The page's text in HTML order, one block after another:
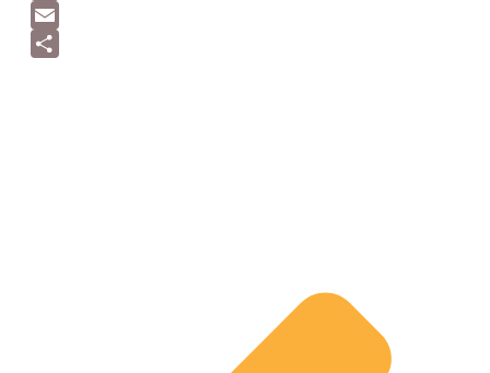
Pinterest
Email